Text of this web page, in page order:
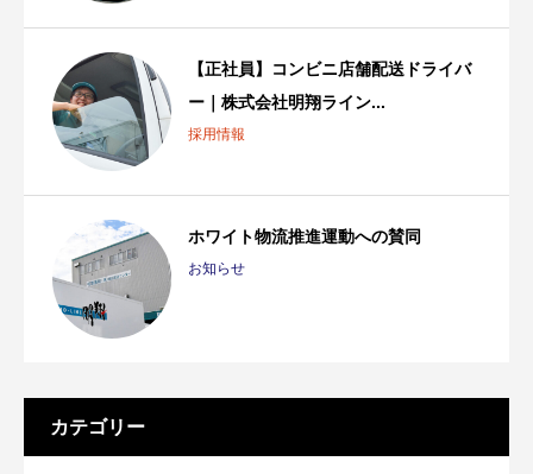
【正社員】コンビニ店舗配送ドライバ
ー｜株式会社明翔ライン...
採用情報
ホワイト物流推進運動への賛同
お知らせ
カテゴリー